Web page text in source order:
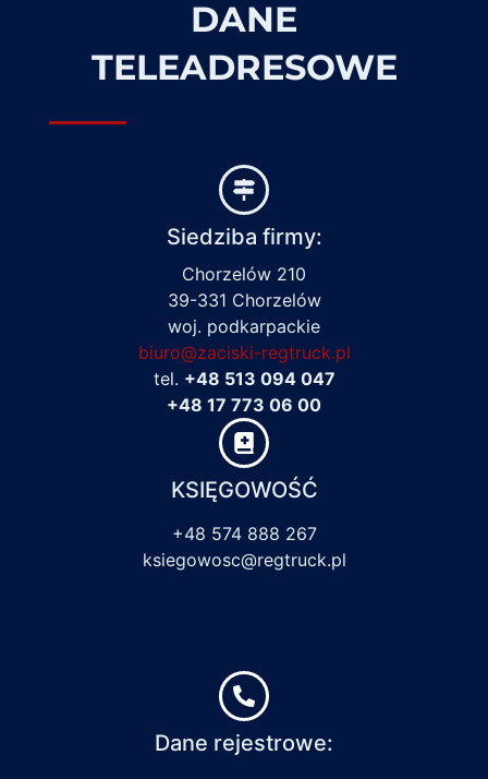
DANE
TELEADRESOWE
Siedziba firmy:
Chorzelów 210
39-331 Chorzelów
woj. podkarpackie
biuro@zaciski-regtruck.pl
tel. +48 513 094 047
+48 17 773 06 00
KSIĘGOWOŚĆ
+48 574 888 267
ksiegowosc@regtruck.pl
Dane rejestrowe: